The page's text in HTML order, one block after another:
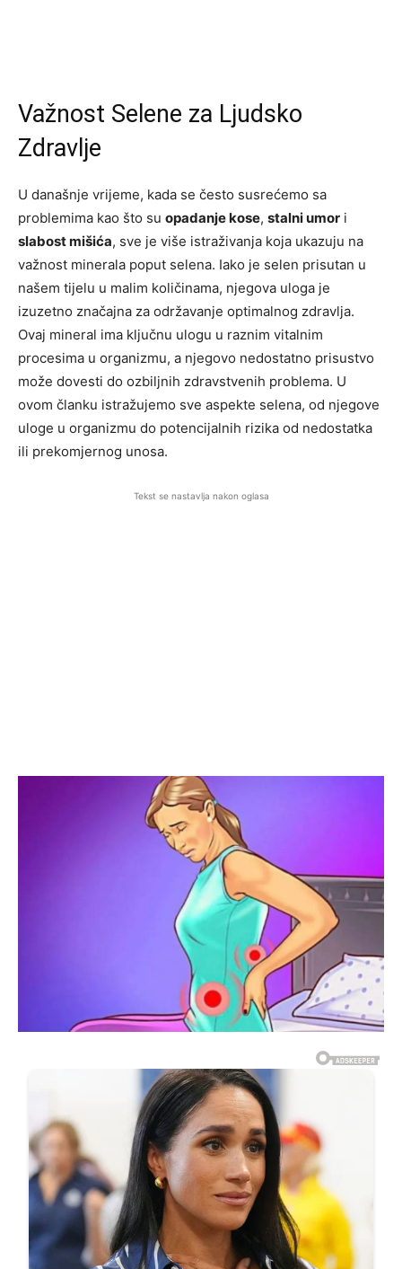
Važnost Selene za Ljudsko
Zdravlje
U današnje vrijeme, kada se često susrećemo sa
problemima kao što su opadanje kose, stalni umor i
slabost mišića, sve je više istraživanja koja ukazuju na
važnost minerala poput selena. Iako je selen prisutan u
našem tijelu u malim količinama, njegova uloga je
izuzetno značajna za održavanje optimalnog zdravlja.
Ovaj mineral ima ključnu ulogu u raznim vitalnim
procesima u organizmu, a njegovo nedostatno prisustvo
može dovesti do ozbiljnih zdravstvenih problema. U
ovom članku istražujemo sve aspekte selena, od njegove
uloge u organizmu do potencijalnih rizika od nedostatka
ili prekomjernog unosa.
Tekst se nastavlja nakon oglasa